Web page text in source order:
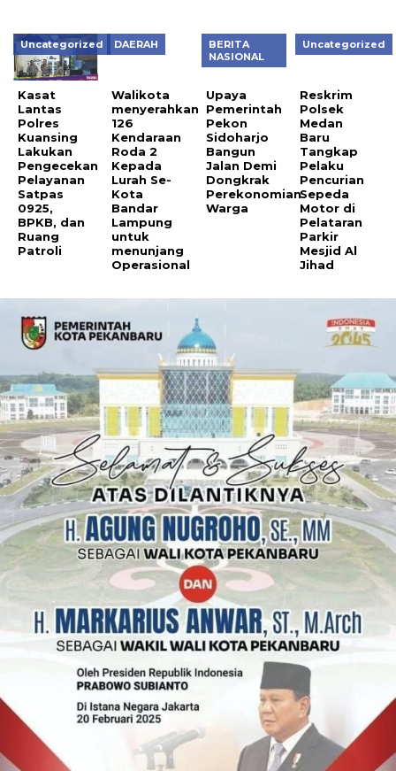
Kasat
Lantas
Polres
Kuansing
Lakukan
Pengecekan
Pelayanan
Satpas
0925,
BPKB, dan
Ruang
Patroli
menyerahkan
126
Kepada
Lurah Se-
Kota
Bandar
Lampung
untuk
menunjang
Operasional
Pemerintah
Pekon
Sidoharjo
Jalan Demi
Dongkrak
Perekonomian
Warga
Polsek
Medan
Pelaku
Pencurian
Sepeda
Motor di
Pelataran
Parkir
Mesjid Al
Jihad